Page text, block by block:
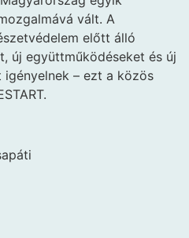
vált. A
előtt álló
új együttműködéseket és új
– ezt a közös